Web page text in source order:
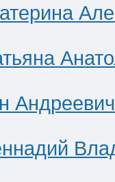
Андреевич